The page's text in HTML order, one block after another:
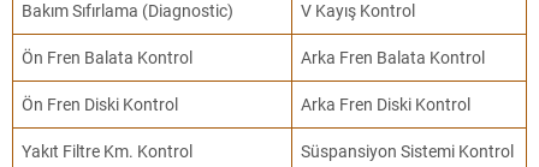
Bakım Sıfırlama (Diagnostic) V Kayış Kontrol
Ön Fren Balata Kontrol Arka Fren Balata Kontrol
Ön Fren Diski Kontrol Arka Fren Diski Kontrol
Yakıt Filtre Km. Kontrol Süspansiyon Sistemi Kontrol